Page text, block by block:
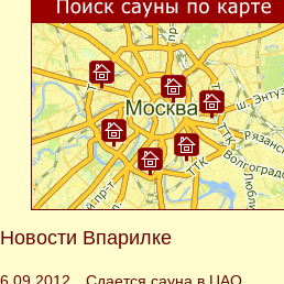
Новости Впарилке